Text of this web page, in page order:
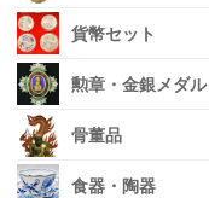
貨幣セット
勲章・金銀メダル
骨董品
食器・陶器